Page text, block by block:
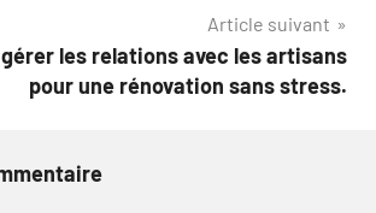
Article suivant
les relations avec les artisans
pour une rénovation sans stress.